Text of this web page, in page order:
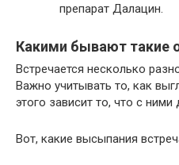
препарат Далацин.
Какими бывают такие
Встречается несколько
Важно учитывать то, как
этого зависит то, что с
Вот, какие высыпания